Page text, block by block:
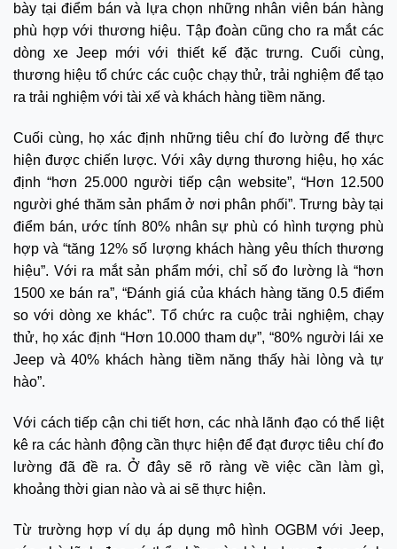
bày tại điểm bán và lựa chọn những nhân viên bán hàng
phù hợp với thương hiệu. Tập đoàn cũng cho ra mắt các
dòng xe Jeep mới với thiết kế đặc trưng. Cuối cùng,
thương hiệu tổ chức các cuộc chạy thử, trải nghiệm để tạo
ra trải nghiệm với tài xế và khách hàng tiềm năng.
Cuối cùng, họ xác định những tiêu chí đo lường để thực
hiện được chiến lược. Với xây dựng thương hiệu, họ xác
định “hơn 25.000 người tiếp cận website”, “Hơn 12.500
người ghé thăm sản phẩm ở nơi phân phối”. Trưng bày tại
điểm bán, ước tính 80% nhân sự phù có hình tượng phù
hợp và “tăng 12% số lượng khách hàng yêu thích thương
hiệu”. Với ra mắt sản phẩm mới, chỉ số đo lường là “hơn
1500 xe bán ra”, “Đánh giá của khách hàng tăng 0.5 điểm
so với dòng xe khác”. Tổ chức ra cuộc trải nghiệm, chạy
thử, họ xác định “Hơn 10.000 tham dự”, “80% người lái xe
Jeep và 40% khách hàng tiềm năng thấy hài lòng và tự
hào”.
Với cách tiếp cận chi tiết hơn, các nhà lãnh đạo có thể liệt
kê ra các hành động cần thực hiện để đạt được tiêu chí đo
lường đã đề ra. Ở đây sẽ rõ ràng về việc cần làm gì,
khoảng thời gian nào và ai sẽ thực hiện.
Từ trường hợp ví dụ áp dụng mô hình OGBM với Jeep,